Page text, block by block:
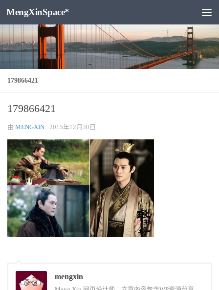
跳至内容
MengXinSpace*
179866421
179866421
由 MENGXIN · 2015年12月30日
mengxin